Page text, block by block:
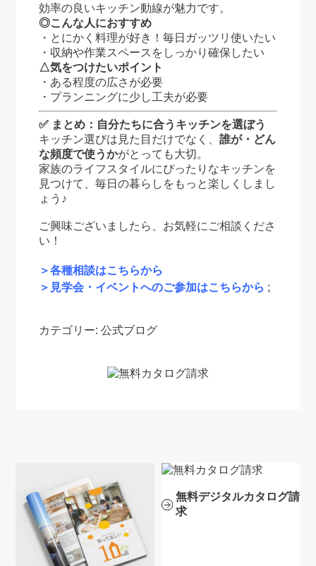
無料デジタルカタログ請
求
効率の良いキッチン動線が魅力です。
◎こんな人におすすめ
・とにかく料理が好き！毎日ガッツリ使いたい
・収納や作業スペースをしっかり確保したい
△気をつけたいポイント
・ある程度の広さが必要
・プランニングに少し工夫が必要
✅ まとめ：自分たちに合うキッチンを選ぼう
キッチン選びは見た目だけでなく、 誰が・どん
な頻度で使うかがとっても大切。
家族のライフスタイルにぴったりなキッチンを
見つけて、毎日の暮らしをもっと楽しくしまし
ょう♪
ご興味ございましたら、お気軽にご相談くださ
い！
＞各種相談はこちらから
＞見学会・イベントへのご参加はこちらから ;
カテゴリー: 公式ブログ